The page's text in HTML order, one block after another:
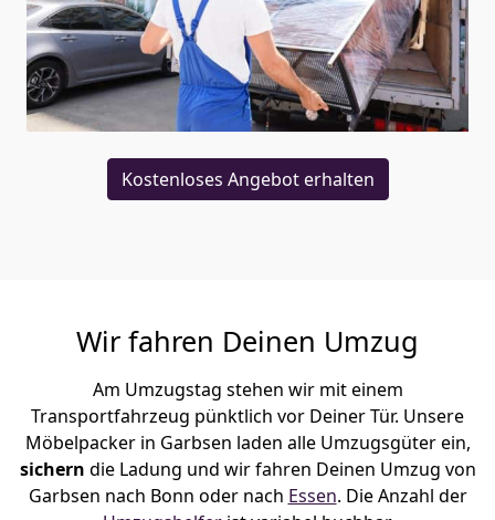
Kostenloses Angebot erhalten
Wir fahren Deinen Umzug
Am Umzugstag stehen wir mit einem
Transportfahrzeug pünktlich vor Deiner Tür. Unsere
Möbelpacker in Garbsen laden alle Umzugsgüter ein,
sichern die Ladung und wir fahren Deinen Umzug von
Garbsen nach Bonn oder nach Essen. Die Anzahl der